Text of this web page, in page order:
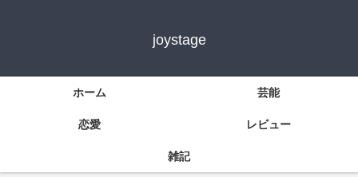
joystage
ホーム 芸能
恋愛 レビュー
雑記